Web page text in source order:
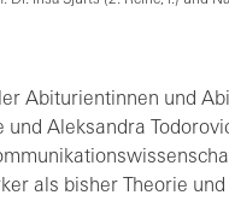
Abiturientinnen und
Aleksandra
als bisher Theorie